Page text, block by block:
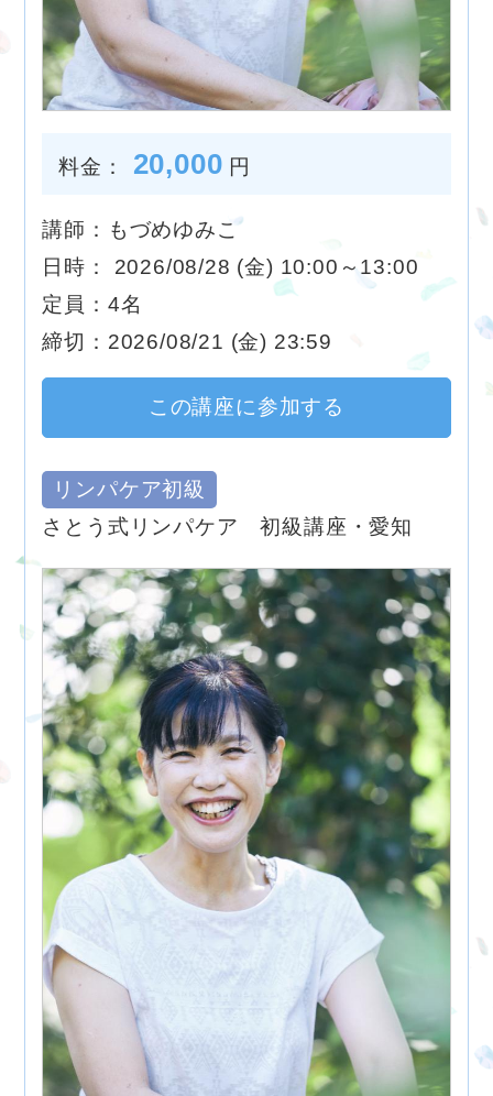
料金： 20,000 円
講師：もづめゆみこ
日時： 2026/08/28 (金) 10:00～13:00
定員：4名
締切：2026/08/21 (金) 23:59
この講座に参加する
リンパケア初級
さとう式リンパケア 初級講座・愛知